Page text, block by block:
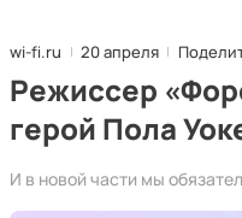
wi-fi.ru 20 апреля
Режиссер
герой Пола
И в новой части мы